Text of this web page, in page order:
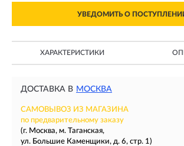
УВЕДОМИТЬ О
ХАРАКТЕРИСТИКИ
ДОСТАВКА В МОСКВА
САМОВЫВОЗ ИЗ МАГАЗИНА
по предварительному заказу
(г. Москва, м. Таганская,
ул. Большие Каменщики, д. 6, стр. 1)